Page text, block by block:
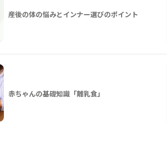
産後の体の悩みとインナー選びのポイント
赤ちゃんの基礎知識「離乳食」